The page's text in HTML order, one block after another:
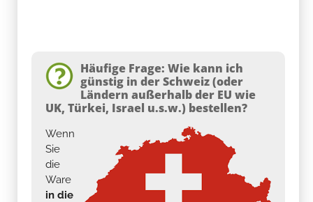
Häufige Frage: Wie kann ich
günstig in der Schweiz (oder
Ländern außerhalb der EU wie
UK, Türkei, Israel u.s.w.) bestellen?
Wenn
Sie
die
Ware
in die